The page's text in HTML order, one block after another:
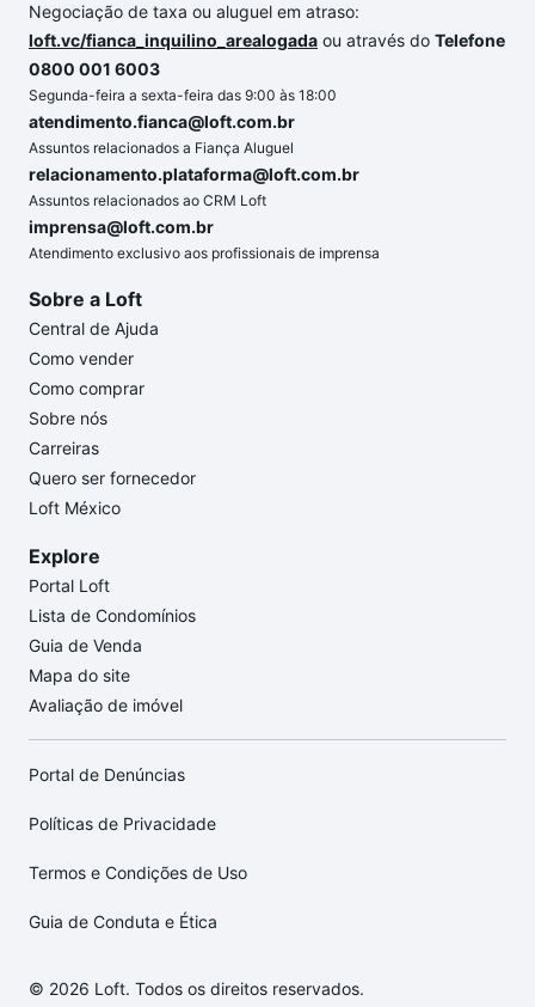
Negociação de taxa ou aluguel em atraso:
loft.vc/fianca_inquilino_arealogada ou através do Telefone
0800 001 6003
Segunda-feira a sexta-feira das 9:00 às 18:00
atendimento.fianca@loft.com.br
Assuntos relacionados a Fiança Aluguel
relacionamento.plataforma@loft.com.br
Assuntos relacionados ao CRM Loft
imprensa@loft.com.br
Atendimento exclusivo aos profissionais de imprensa
Sobre a Loft
Central de Ajuda
Como vender
Como comprar
Sobre nós
Carreiras
Quero ser fornecedor
Loft México
Explore
Portal Loft
Lista de Condomínios
Guia de Venda
Mapa do site
Avaliação de imóvel
Portal de Denúncias
Políticas de Privacidade
Termos e Condições de Uso
Guia de Conduta e Ética
© 2026 Loft. Todos os direitos reservados.